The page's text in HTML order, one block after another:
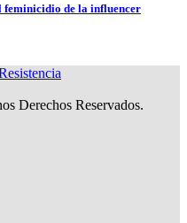
feminicidio de la influencer
Derechos Reservados.